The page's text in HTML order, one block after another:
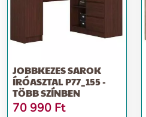
JOBBKEZES SAROK
ÍRÓASZTAL P77_155 -
TÖBB SZÍNBEN
70 990 Ft